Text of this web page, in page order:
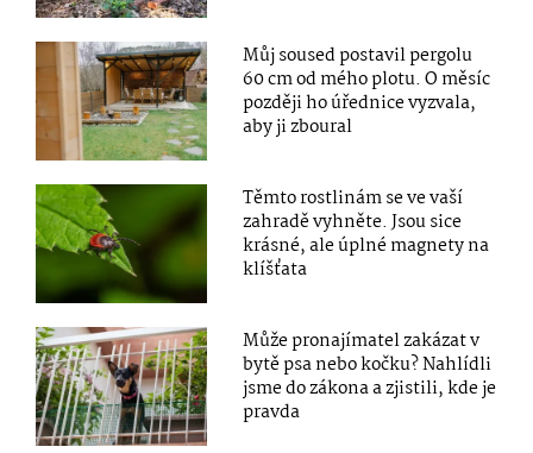
Můj soused postavil pergolu
60 cm od mého plotu. O měsíc
později ho úřednice vyzvala,
aby ji zboural
Těmto rostlinám se ve vaší
zahradě vyhněte. Jsou sice
krásné, ale úplné magnety na
klíšťata
Může pronajímatel zakázat v
bytě psa nebo kočku? Nahlídli
jsme do zákona a zjistili, kde je
pravda